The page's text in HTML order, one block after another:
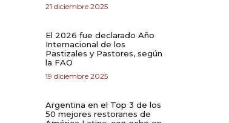
21 diciembre 2025
El 2026 fue declarado Año
Internacional de los
Pastizales y Pastores, según
la FAO
19 diciembre 2025
Argentina en el Top 3 de los
50 mejores restoranes de